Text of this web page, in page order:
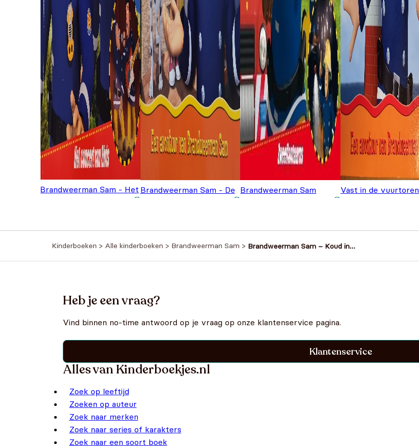
Brandweerman Sam - Het Brandweerman Sam - De Brandweerman Sam
Vast in de vuurtoren
Kinderboeken > Alle kinderboeken > Brandweerman Sam > Brandweerman Sam – Koud in
Heb je een vraag?
Vind binnen no-time antwoord op je vraag op onze klantenservice pagina.
Klantenservice
Alles van Kinderboekjes.nl
Zoek op leeftijd
Zoeken op auteur
Zoek naar merken
Zoek naar series of karakters
Zoek naar een soort boek